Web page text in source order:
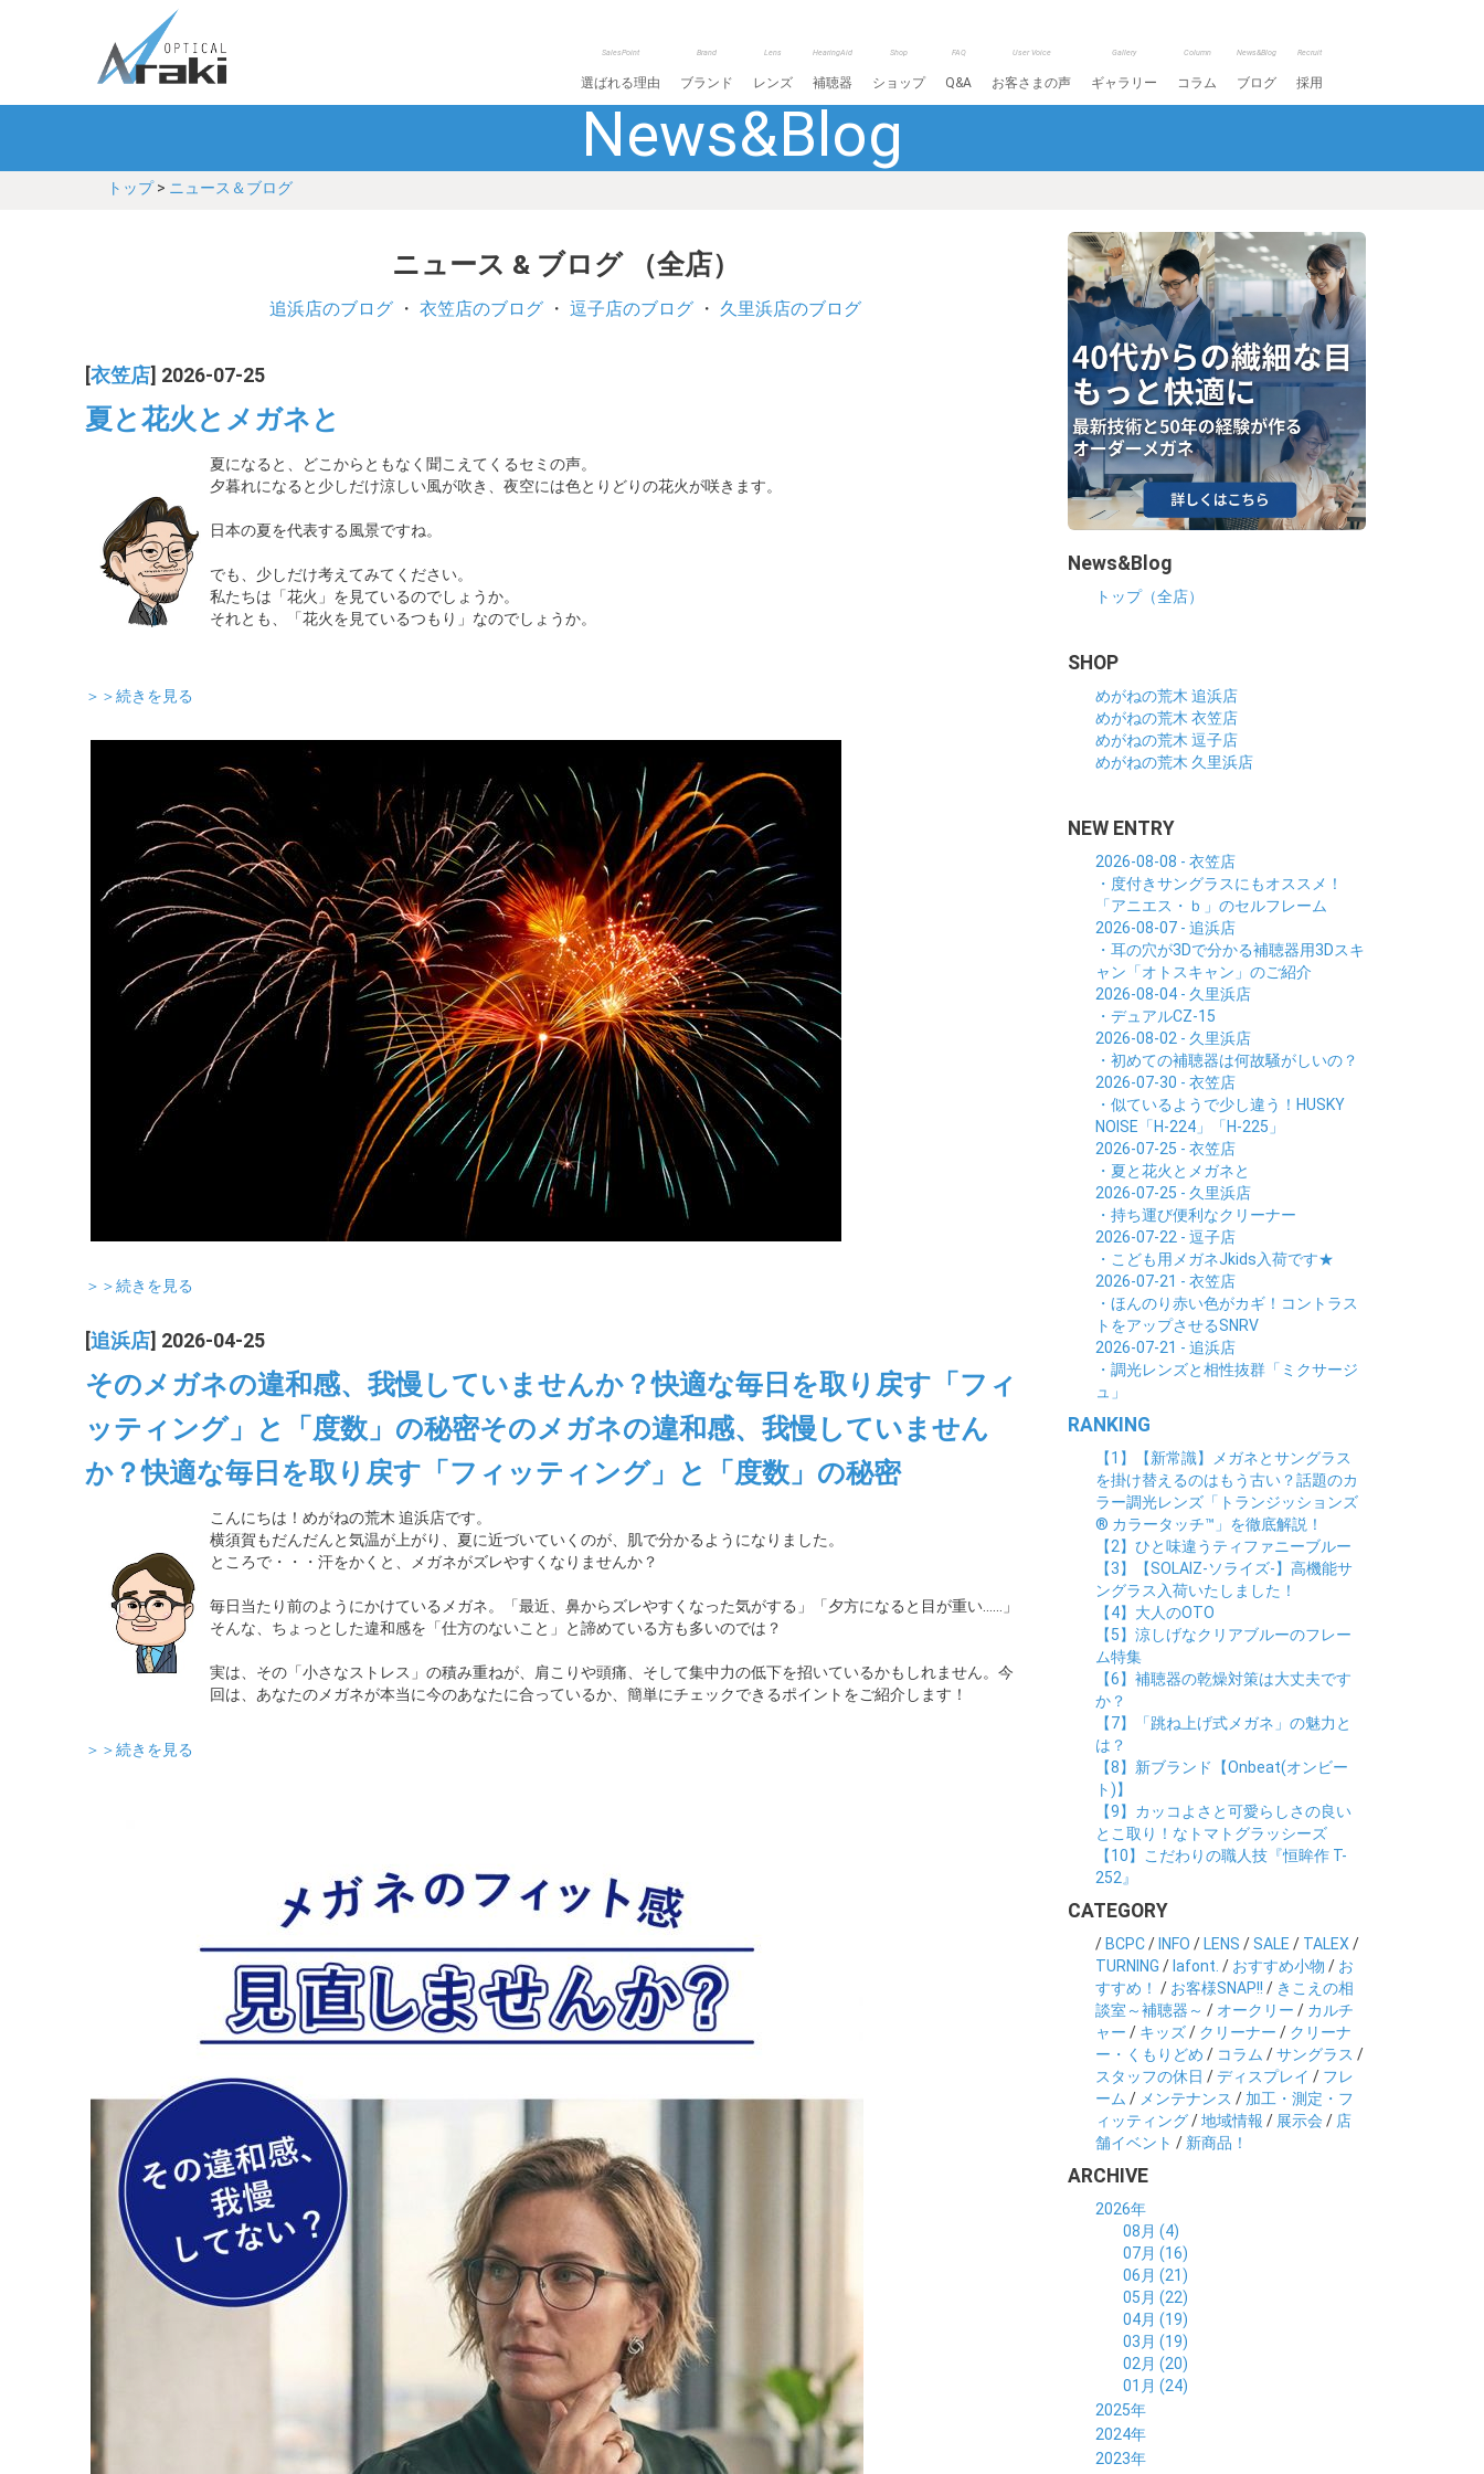
SalesPoint
選ばれる理由
Brand
ブランド
Lens
レンズ
HearingAid
補聴器
Shop
ショップ
FAQ
Q&A
User Voice
お客さまの声
Gallery
ギャラリー
Column
コラム
News&Blog
ブログ
Recruit
採用
News&Blog
トップ> ニュース＆ブログ
ニュース & ブログ （全店）
追浜店のブログ ・ 衣笠店のブログ ・ 逗子店のブログ ・ 久里浜店のブログ
衣笠店 ] 2026-07-25
夏と花火とメガネと
夏になると、どこからともなく聞こえてくるセミの声。
夕暮れになると少しだけ涼しい風が吹き、夜空には色とりどりの花火が咲きます。
日本の夏を代表する風景ですね。
でも、少しだけ考えてみてください。
私たちは「花火」を見ているのでしょうか。
それとも、「花火を見ているつもり」なのでしょうか。
＞＞続きを見る
＞＞続きを見る
追浜店 ] 2026-04-25
そのメガネの違和感、我慢していませんか？快適な毎日を取り戻す「フィ
ッティング」と「度数」の秘密そのメガネの違和感、我慢していません
か？快適な毎日を取り戻す「フィッティング」と「度数」の秘密
こんにちは！めがねの荒木 追浜店です。
横須賀もだんだんと気温が上がり、夏に近づいていくのが、肌で分かるようになりました。
ところで・・・汗をかくと、メガネがズレやすくなりませんか？
毎日当たり前のようにかけているメガネ。「最近、鼻からズレやすくなった気がする」「夕方になると目が重い……」
そんな、ちょっとした違和感を「仕方のないこと」と諦めている方も多いのでは？
実は、その「小さなストレス」の積み重ねが、肩こりや頭痛、そして集中力の低下を招いているかもしれません。今
回は、あなたのメガネが本当に今のあなたに合っているか、簡単にチェックできるポイントをご紹介します！
＞＞続きを見る
News&Blog
トップ（全店）
SHOP
めがねの荒木 追浜店
めがねの荒木 衣笠店
めがねの荒木 逗子店
めがねの荒木 久里浜店
NEW ENTRY
2026-08-08 - 衣笠店
・度付きサングラスにもオススメ！
「アニエス・ｂ」のセルフレーム
2026-08-07 - 追浜店
・耳の穴が3Dで分かる補聴器用3Dスキ
ャン「オトスキャン」のご紹介
2026-08-04 - 久里浜店
・デュアルCZ-15
2026-08-02 - 久里浜店
・初めての補聴器は何故騒がしいの？
2026-07-30 - 衣笠店
・似ているようで少し違う！HUSKY
NOISE「H-224」「H-225」
2026-07-25 - 衣笠店
・夏と花火とメガネと
2026-07-25 - 久里浜店
・持ち運び便利なクリーナー
2026-07-22 - 逗子店
・こども用メガネJkids入荷です★
2026-07-21 - 衣笠店
・ほんのり赤い色がカギ！コントラス
トをアップさせるSNRV
2026-07-21 - 追浜店
・調光レンズと相性抜群「ミクサージ
ュ」
RANKING
【1】【新常識】メガネとサングラス
を掛け替えるのはもう古い？話題のカ
ラー調光レンズ「トランジッションズ
® カラータッチ™」を徹底解説！
【2】ひと味違うティファニーブルー
【3】【SOLAIZ-ソライズ-】高機能サ
ングラス入荷いたしました！
【4】大人のOTO
【5】涼しげなクリアブルーのフレー
ム特集
【6】補聴器の乾燥対策は大丈夫です
か？
【7】「跳ね上げ式メガネ」の魅力と
は？
【8】新ブランド【Onbeat(オンビー
ト)】
【9】カッコよさと可愛らしさの良い
とこ取り！なトマトグラッシーズ
【10】こだわりの職人技『恒眸作 T-
252』
CATEGORY
/ BCPC/ INFO / LENS /SALE / TALEX /
TURNING / lafont. / おすすめ小物 / お
すすめ！ / お客様SNAP!! / きこえの相
談室～補聴器～ / オークリー / カルチ
ャー / キッズ/ クリーナー / クリーナ
ー・くもりどめ / コラム /サングラス /
スタッフの休日 /ディスプレイ / フレ
ーム / メンテナンス / 加工・測定・フ
ィッティング/地域情報 / 展示会 / 店
舗イベント / 新商品！
ARCHIVE
2026年
08月 (4)
07月 (16)
06月 (21)
05月 (22)
04月 (19)
03月 (19)
02月 (20)
01月 (24)
2025年
12月 (14)
11月 (17)
2024年
12月 (19)
2023年